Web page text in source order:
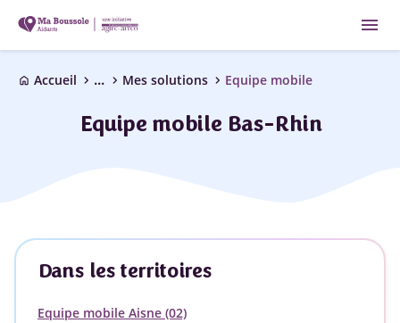
menu
home Accueil chevron_right ... chevron_right Mes solutions chevron_right Equipe mobile
Equipe mobile Bas-Rhin
Dans les territoires
Equipe mobile Aisne (02)